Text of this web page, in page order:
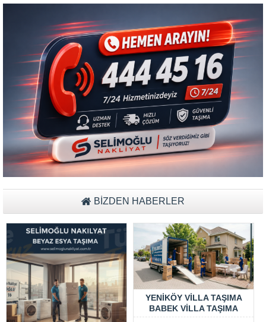
BİZDEN HABERLER
YENIKÖY VILLA TAŞIMA
BABEK VILLA TAŞIMA
Müşteri Temsilcisi Fiyat Teklif
al